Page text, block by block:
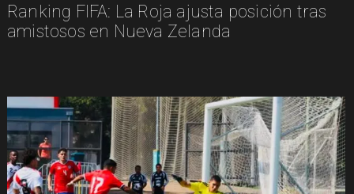
Ranking FIFA: La Roja ajusta posición tras
amistosos en Nueva Zelanda